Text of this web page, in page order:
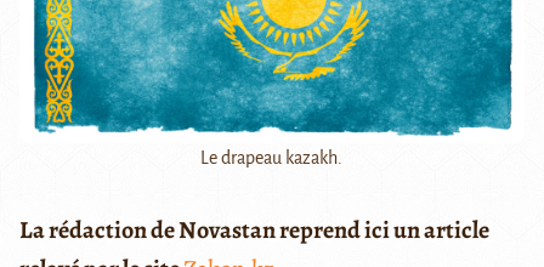
Le drapeau kazakh.
La rédaction de Novastan reprend ici un article